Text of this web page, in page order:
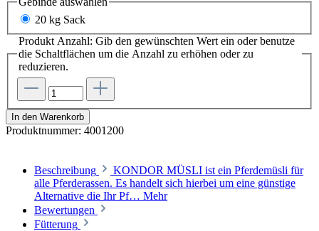
20 kg Sack
Produkt Anzahl: Gib den gewünschten Wert ein oder benutze
die Schaltflächen um die Anzahl zu erhöhen oder zu
reduzieren.
In den Warenkorb
Produktnummer: 4001200
Beschreibung
KONDOR MÜSLI ist ein Pferdemüsli für
alle Pferderassen. Es handelt sich hierbei um eine günstige
Alternative die Ihr Pf… Mehr
Bewertungen
Fütterung